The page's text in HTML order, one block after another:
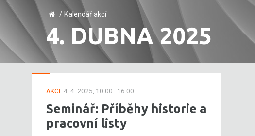
/ Kalendář akcí
4. DUBNA 2025
AKCE4. 4. 2025, 10:00–16:00
Seminář: Příběhy historie a
pracovní listy